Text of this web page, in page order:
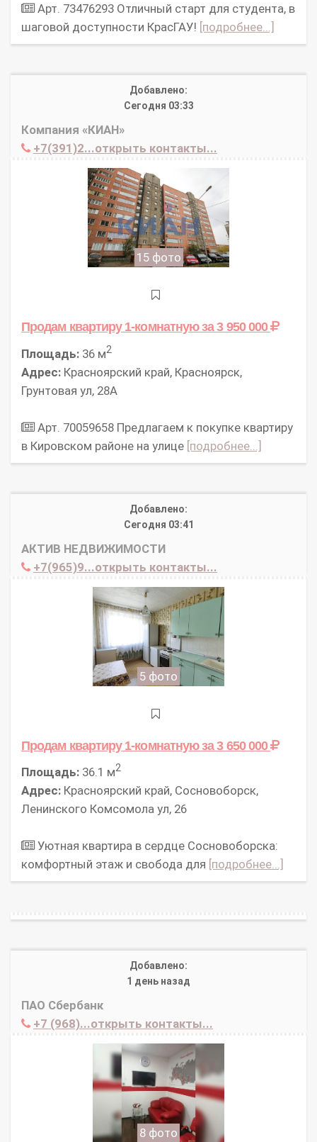
Арт. 73476293 Отличный старт для студента, в
шаговой доступности КрасГАУ! [подробнее...]
Добавлено:
Сегодня 03:33
Компания «КИАН»
+7(391)2...открыть контакты...
15 фото
Продам квартиру 1-комнатнуюза 3 950 000
Площадь: 36 м2
Адрес: Красноярский край, Красноярск,
Грунтовая ул, 28А
Арт. 70059658 Предлагаем к покупке квартиру
в Кировском районе на улице [подробнее...]
Добавлено:
Сегодня 03:41
АКТИВ НЕДВИЖИМОСТИ
+7(965)9...открыть контакты...
5 фото
Продам квартиру 1-комнатнуюза 3 650 000
Площадь: 36.1 м2
Адрес: Красноярский край, Сосновоборск,
Ленинского Комсомола ул, 26
Уютная квартира в сердце Сосновоборска:
комфортный этаж и свобода для [подробнее...]
Добавлено:
1 день назад
ПАО Сбербанк
+7 (968)...открыть контакты...
8 фото